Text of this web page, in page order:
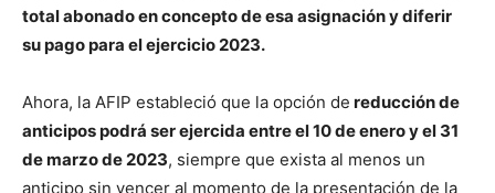
total abonado en concepto de esa asignación y diferir
su pago para el ejercicio 2023.
Ahora, la AFIP estableció que la opción de reducción de
anticipos podrá ser ejercida entre el 10 de enero y el 31
de marzo de 2023, siempre que exista al menos un
anticipo sin vencer al momento de la presentación de la